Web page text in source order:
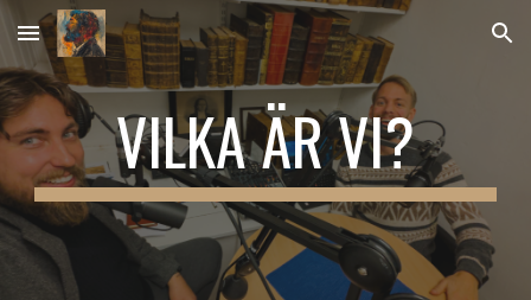
Skip to main content Skip to navigation
VILKA ÄR VI?